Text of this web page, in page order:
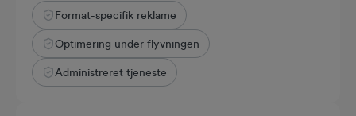
1,000+
AGENTURPARTNERE
Format-specifik reklame
Optimering under flyvningen
Administreret tjeneste